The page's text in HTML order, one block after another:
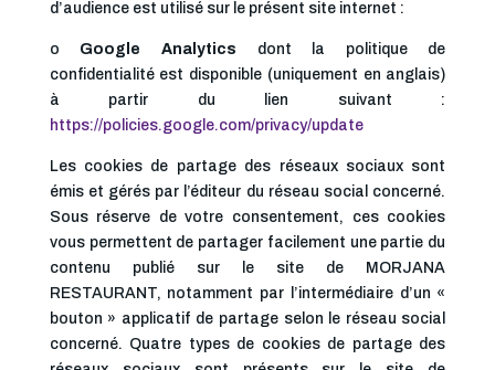
d’audience est utilisé sur le présent site internet :
o Google Analytics dont la politique de
confidentialité est disponible (uniquement en anglais)
à partir du lien suivant :
https://policies.google.com/privacy/update
Les cookies de partage des réseaux sociaux sont
émis et gérés par l’éditeur du réseau social concerné.
Sous réserve de votre consentement, ces cookies
vous permettent de partager facilement une partie du
contenu publié sur le site de MORJANA
RESTAURANT, notamment par l’intermédiaire d’un «
bouton » applicatif de partage selon le réseau social
concerné. Quatre types de cookies de partage des